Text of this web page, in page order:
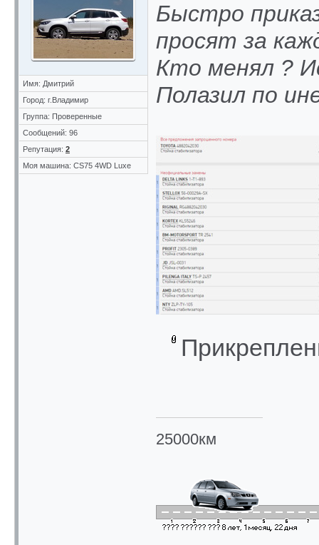
Имя: Дмитрий
Город: г.Владимир
Группа: Проверенные
Сообщений: 96
Репутация: 2
Моя машина: CS75 4WD Luxe
Быстро
просят за
Кто менял ?
Полазил по
25000км